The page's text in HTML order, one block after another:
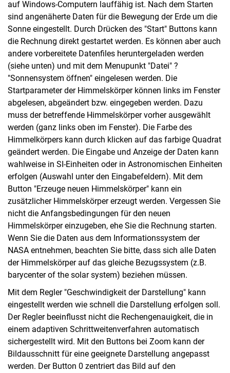
auf Windows-Computern lauffähig ist. Nach dem Starten
sind angenäherte Daten für die Bewegung der Erde um die
Sonne eingestellt. Durch Drücken des "Start" Buttons kann
die Rechnung direkt gestartet werden. Es können aber auch
andere vorbereitete Datenfiles heruntergeladen werden
(siehe unten) und mit dem Menupunkt "Datei" ?
"Sonnensystem öffnen" eingelesen werden. Die
Startparameter der Himmelskörper können links im Fenster
abgelesen, abgeändert bzw. eingegeben werden. Dazu
muss der betreffende Himmelskörper vorher ausgewählt
werden (ganz links oben im Fenster). Die Farbe des
Himmelkörpers kann durch klicken auf das farbige Quadrat
geändert werden. Die Eingabe und Anzeige der Daten kann
wahlweise in SI-Einheiten oder in Astronomischen Einheiten
erfolgen (Auswahl unter den Eingabefeldern). Mit dem
Button "Erzeuge neuen Himmelskörper" kann ein
zusätzlicher Himmelskörper erzeugt werden. Vergessen Sie
nicht die Anfangsbedingungen für den neuen
Himmelskörper einzugeben, ehe Sie die Rechnung starten.
Wenn Sie die Daten aus dem Informationssystem der
NASA entnehmen, beachten Sie bitte, dass sich alle Daten
der Himmelskörper auf das gleiche Bezugssystem (z.B.
barycenter of the solar system) beziehen müssen.
Mit dem Regler "Geschwindigkeit der Darstellung" kann
eingestellt werden wie schnell die Darstellung erfolgen soll.
Der Regler beeinflusst nicht die Rechengenauigkeit, die in
einem adaptiven Schrittweitenverfahren automatisch
sichergestellt wird. Mit den Buttons bei Zoom kann der
Bildausschnitt für eine geeignete Darstellung angepasst
werden. Der Button 0 zentriert das Bild auf den